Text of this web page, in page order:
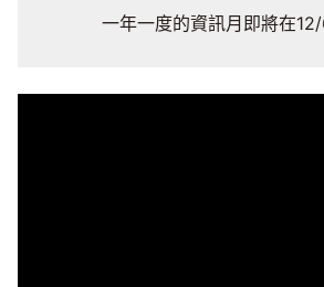
一年一度的資訊月即將在